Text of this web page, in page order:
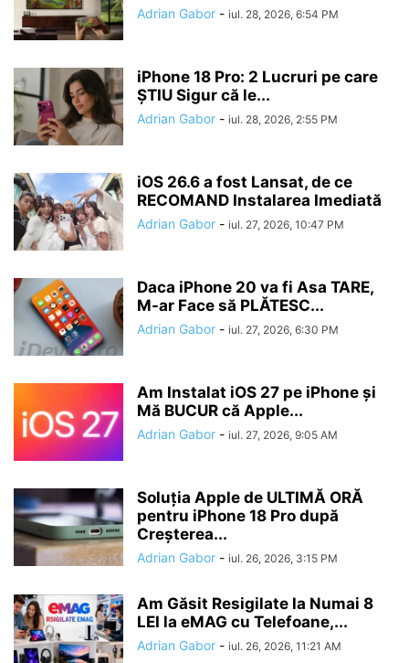
Adrian Gabor - iul. 28, 2026, 6:54 PM
iPhone 18 Pro: 2 Lucruri pe care
ȘTIU Sigur că le...
Adrian Gabor - iul. 28, 2026, 2:55 PM
iOS 26.6 a fost Lansat, de ce
RECOMAND Instalarea Imediată
Adrian Gabor - iul. 27, 2026, 10:47 PM
Daca iPhone 20 va fi Asa TARE,
M-ar Face să PLĂTESC...
Adrian Gabor - iul. 27, 2026, 6:30 PM
Am Instalat iOS 27 pe iPhone și
Mă BUCUR că Apple...
Adrian Gabor - iul. 27, 2026, 9:05 AM
Soluția Apple de ULTIMĂ ORĂ
pentru iPhone 18 Pro după
Creșterea...
Adrian Gabor - iul. 26, 2026, 3:15 PM
Am Găsit Resigilate la Numai 8
LEI la eMAG cu Telefoane,...
Adrian Gabor - iul. 26, 2026, 11:21 AM